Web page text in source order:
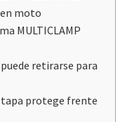
moto
MULTICLAMP
retirarse para
tapa protege frente